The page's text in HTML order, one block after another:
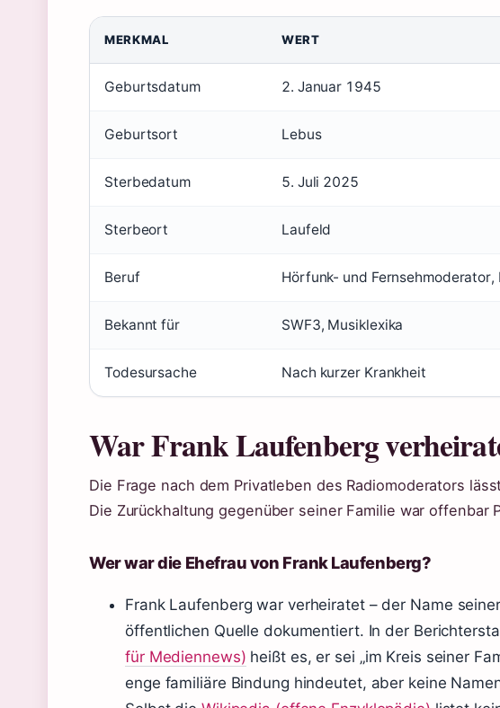
MERKMAL WERT
Geburtsdatum 2. Januar 1945
Geburtsort Lebus
Sterbedatum 5. Juli 2025
Sterbeort Laufeld
Beruf Hörfunk- und
Bekannt für SWF3, Musiklexika
Todesursache Nach kurzer Krankheit
War Frank Laufenberg
Die Frage nach dem Privatleben des Radiomoderators
Die Zurückhaltung gegenüber seiner Familie war offenbar
Wer war die Ehefrau von Frank Laufenberg?
Frank Laufenberg war verheiratet – der Name
öffentlichen Quelle dokumentiert. In der
für Mediennews) heißt es, er sei „im Kreis seiner
enge familiäre Bindung hindeutet, aber keine